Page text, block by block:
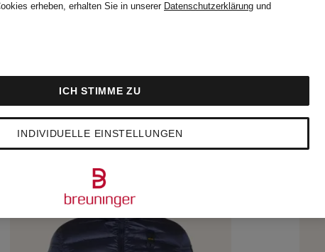
erheben, erhalten Sie in unserer Datenschutzerklärung und
INDIVIDUELLE EINSTELLUNGEN
ICH STIMME ZU